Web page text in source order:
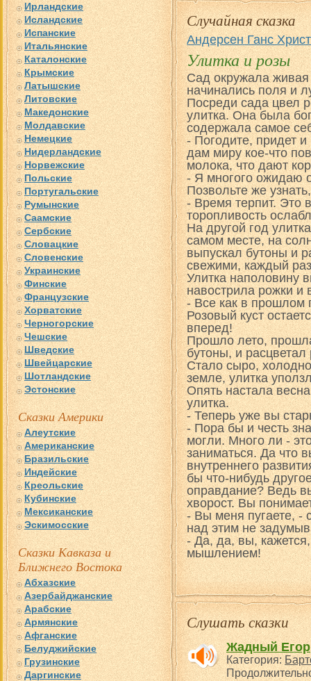
Ирландские
Исландские
Испанские
Итальянские
Каталонские
Крымские
Латышские
Литовские
Македонские
Молдавские
Немецкие
Нидерландские
Норвежские
Польские
Португальские
Румынские
Саамские
Сербские
Словацкие
Словенские
Украинские
Финские
Французские
Хорватские
Черногорские
Чешские
Шведские
Швейцарские
Шотландские
Эстонские
Сказки Америки
Алеутские
Американские
Бразильские
Индейские
Креольские
Кубинские
Мексиканские
Эскимосские
Сказки Кавказа и
Ближнего Востока
Абхазские
Азербайджанские
Арабские
Армянские
Афганские
Белуджийские
Грузинские
Даргинские
Случайная сказка
Андерсен Ганс
Улитка и розы
Сад окружала
начинались поля и
Посреди сада цвел
улитка. Она была
содержала самое
- Погодите, придет
дам миру кое-что
молока, что дают
- Я многого ожидаю
Позвольте же
- Время терпит. Это
торопливость
На другой год
самом месте, на
выпускал бутоны и
свежими, каждый
Улитка наполовину
навострила рожки и
- Все как в прошлом
Розовый куст
вперед!
Прошло лето,
бутоны, и
Стало сыро,
земле, улитка
Опять настала
улитка.
- Теперь уже вы
- Пора бы и честь
могли. Много ли -
заниматься. Да что
внутреннего
бы что-нибудь
оправдание? Ведь
хворост. Вы
- Вы меня пугаете, -
над этим не
- Да, да, вы,
мышлением!
Слушать сказки
Жадный Егор
Категория: